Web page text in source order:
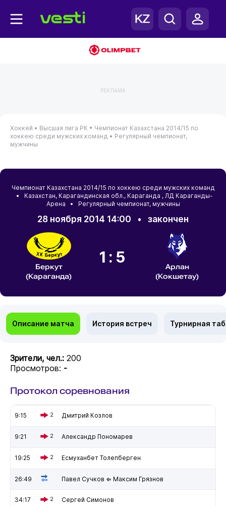
РЕКЛАМА
Хоккей • Высшая лига РК • Чемпионат Казахстана 2014/15 по
хоккею среди мужских команд • Регулярный чемпионат,
мужчины
Чемпионат Казахстана 2014/15 по хоккею среди мужских команд
• Казахстан, Карагандинская обл., Караганда , ЛД Караганды-
Арена • Регулярный чемпионат, мужчины
28 ноября 2014 14:00 • закончен
Беркут
(Караганда)
1:5
Арлан
(Кокшетау)
Описание матча История встреч Турнирная
Зрители, чел.: 200
Просмотров: -
Протокол соревнования
9:15 2 Дмитрий Козлов
9:21 2 Александр Пономарев
19:25 2 Есмуханбет Толепберген
26:49 Павел Сучков ⇐ Максим Грязнов
34:17 2 Сергей Симонов